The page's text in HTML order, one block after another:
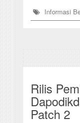
Informasi
Rilis
Patch 2